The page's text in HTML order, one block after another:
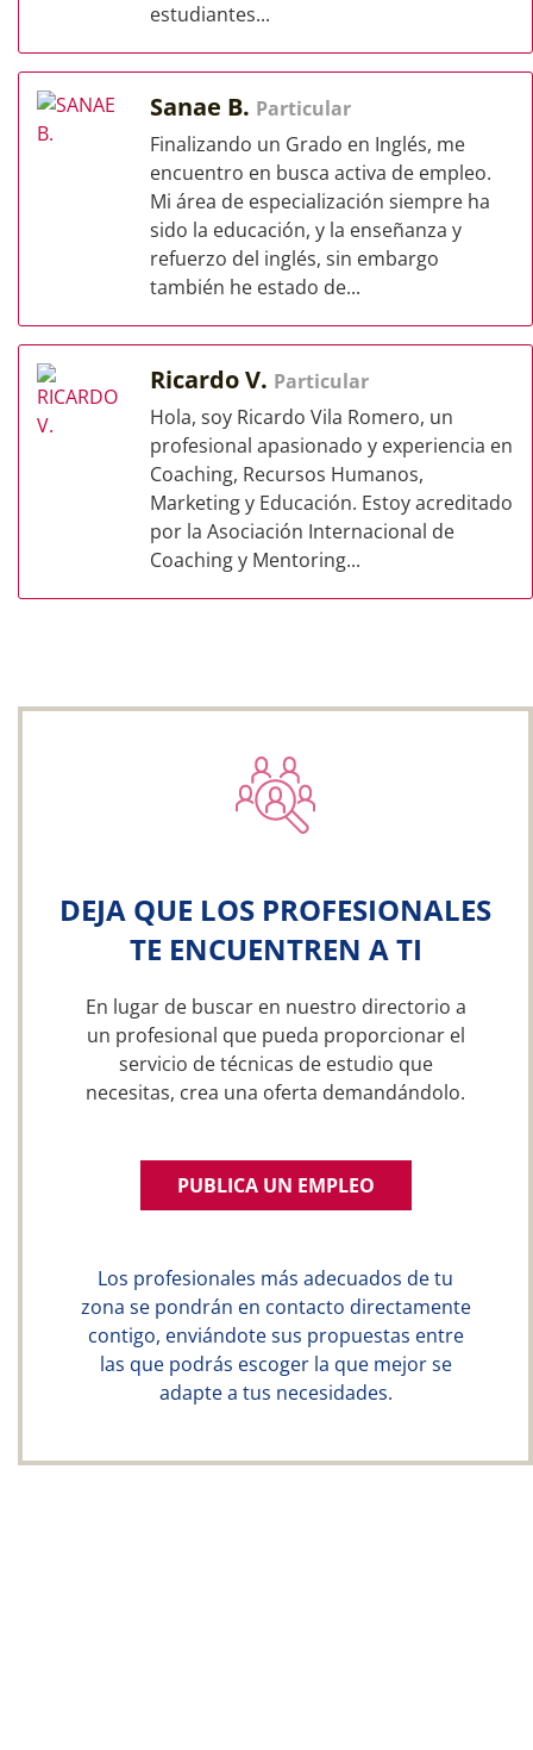
estudiantes...
Sanae B. Particular
Finalizando un Grado en Inglés, me
encuentro en busca activa de empleo.
Mi área de especialización siempre ha
sido la educación, y la enseñanza y
refuerzo del inglés, sin embargo
también he estado de...
Ricardo V. Particular
Hola, soy Ricardo Vila Romero, un
profesional apasionado y experiencia en
Coaching, Recursos Humanos,
Marketing y Educación. Estoy acreditado
por la Asociación Internacional de
Coaching y Mentoring...
DEJA QUE LOS PROFESIONALES
TE ENCUENTREN A TI
En lugar de buscar en nuestro directorio a
un profesional que pueda proporcionar el
servicio de técnicas de estudio que
necesitas, crea una oferta demandándolo.
PUBLICA UN EMPLEO
Los profesionales más adecuados de tu
zona se pondrán en contacto directamente
contigo, enviándote sus propuestas entre
las que podrás escoger la que mejor se
adapte a tus necesidades.